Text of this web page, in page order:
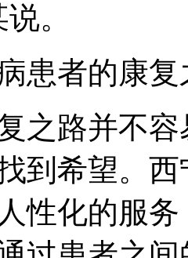
。
患者的康复
之路并不
到希望。
性化的服